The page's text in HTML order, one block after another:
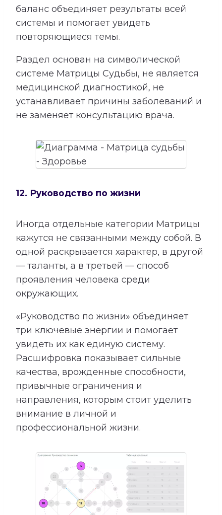
баланс объединяет результаты всей
системы и помогает увидеть
повторяющиеся темы.
Раздел основан на символической
системе Матрицы Судьбы, не является
медицинской диагностикой, не
устанавливает причины заболеваний и
не заменяет консультацию врача.
12. Руководство по жизни
Иногда отдельные категории Матрицы
кажутся не связанными между собой. В
одной раскрывается характер, в другой
— таланты, а в третьей — способ
проявления человека среди
окружающих.
«Руководство по жизни» объединяет
три ключевые энергии и помогает
увидеть их как единую систему.
Расшифровка показывает сильные
качества, врожденные способности,
привычные ограничения и
направления, которым стоит уделить
внимание в личной и
профессиональной жизни.